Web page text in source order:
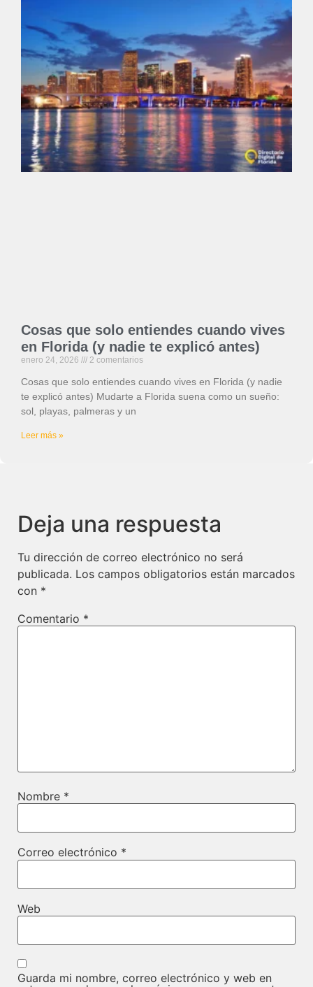
Cosas que solo entiendes cuando vives
en Florida (y nadie te explicó antes)
enero 24, 2026 2 comentarios
Cosas que solo entiendes cuando vives en Florida (y nadie
te explicó antes) Mudarte a Florida suena como un sueño:
sol, playas, palmeras y un
Leer más »
Deja una respuesta
Tu dirección de correo electrónico no será
publicada. Los campos obligatorios están marcados
con *
Comentario *
Nombre *
Correo electrónico *
Web
Guarda mi nombre, correo electrónico y web en